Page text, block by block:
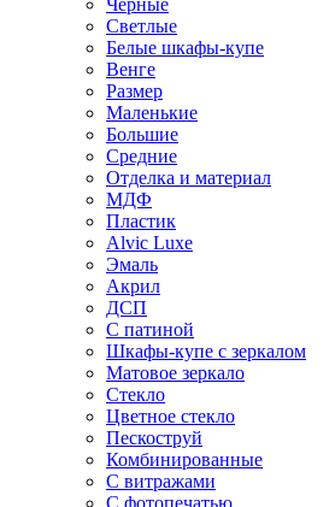
Черные
Светлые
Белые шкафы-купе
Венге
Размер
Маленькие
Большие
Средние
Отделка и материал
МДФ
Пластик
Alvic Luxe
Эмаль
Акрил
ДСП
С патиной
Шкафы-купе с зеркалом
Матовое зеркало
Стекло
Цветное стекло
Пескоструй
Комбинированные
С витражами
С фотопечатью